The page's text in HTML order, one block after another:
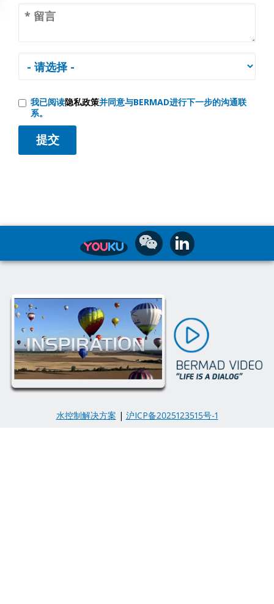
我已阅读隐私政策并同意与BERMAD进行下一步的沟通联
系。
水控制解决方案 | 沪ICP备2025123515号-1